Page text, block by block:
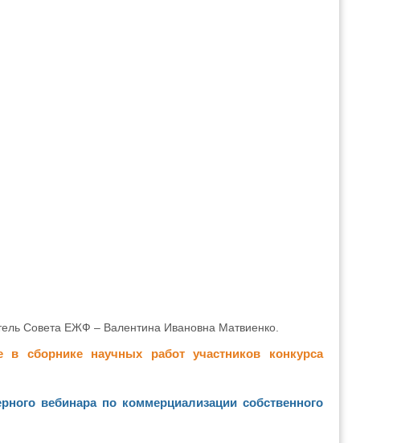
Совета ЕЖФ – Валентина Ивановна Матвиенко.
в сборнике научных работ участников конкурса
вебинара по коммерциализации собственного